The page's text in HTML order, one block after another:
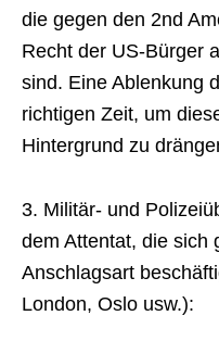
die gegen den 2nd
Recht der US-Bürger
sind. Eine Ablenkung
richtigen Zeit, um
Hintergrund zu
3. Militär- und
dem Attentat, die sich
Anschlagsart
London, Oslo usw.):